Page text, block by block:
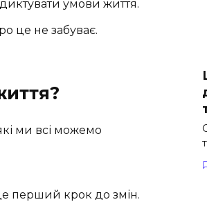
диктувати умови життя.
це не забуває.
ми всі можемо
перший крок до змін.